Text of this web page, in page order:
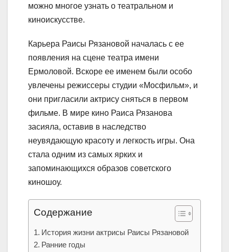
можно многое узнать о театральном и
киноискусстве.
Карьера Раисы Рязановой началась с ее
появления на сцене театра имени
Ермоловой. Вскоре ее именем были особо
увлечены режиссеры студии «Мосфильм», и
они пригласили актрису сняться в первом
фильме. В мире кино Раиса Рязанова
засияла, оставив в наследство
неувядающую красоту и легкость игры. Она
стала одним из самых ярких и
запоминающихся образов советского
киношоу.
Содержание
История жизни актрисы Раисы Рязановой
Ранние годы